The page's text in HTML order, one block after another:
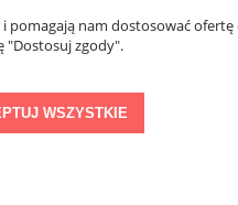
PŁATNOŚCI I
Czas i koszty dostawy
nam dostosować
"Dostosuj zgody".
WSZYSTKIE